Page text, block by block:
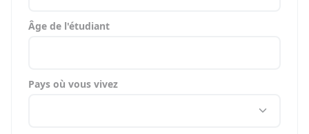
Âge de l'étudiant
Pays où vous vivez